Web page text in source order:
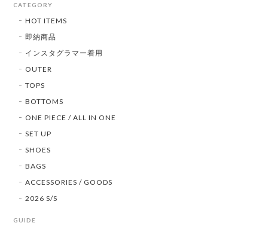
CATEGORY
HOT ITEMS
即納商品
インスタグラマー着用
OUTER
TOPS
BOTTOMS
ONE PIECE / ALL IN ONE
SET UP
SHOES
BAGS
ACCESSORIES / GOODS
2026 S/S
GUIDE